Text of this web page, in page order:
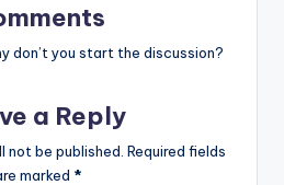
don’t you start the discussion?
a Reply
not be published. Required fields
marked *